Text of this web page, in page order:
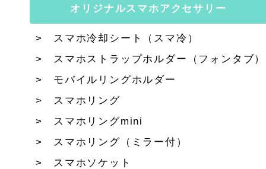
オリジナルスマホアクセサリー
スマホ冷却シート（スマ冷）
スマホストラップホルダー（フォンタブ）
モバイルリングホルダー
スマホリング
スマホリングmini
スマホリング（ミラー付）
スマホソケット